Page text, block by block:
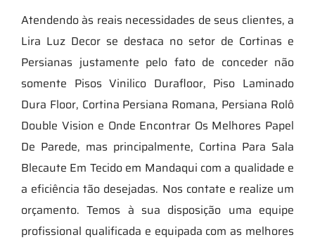
Atendendo às reais necessidades de seus clientes, a
Lira Luz Decor se destaca no setor de Cortinas e
Persianas justamente pelo fato de conceder não
somente Pisos Vinilico Durafloor, Piso Laminado
Dura Floor, Cortina Persiana Romana, Persiana Rolô
Double Vision e Onde Encontrar Os Melhores Papel
De Parede, mas principalmente, Cortina Para Sala
Blecaute Em Tecido em Mandaqui com a qualidade e
a eficiência tão desejadas. Nos contate e realize um
orçamento. Temos à sua disposição uma equipe
profissional qualificada e equipada com as melhores